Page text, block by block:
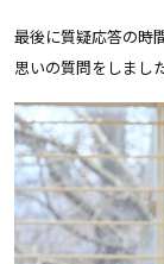
最後に質疑応答の時
思いの質問をしました